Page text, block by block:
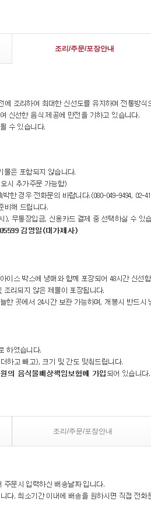
조리/주문/포장안내
조리/주문/포장안내